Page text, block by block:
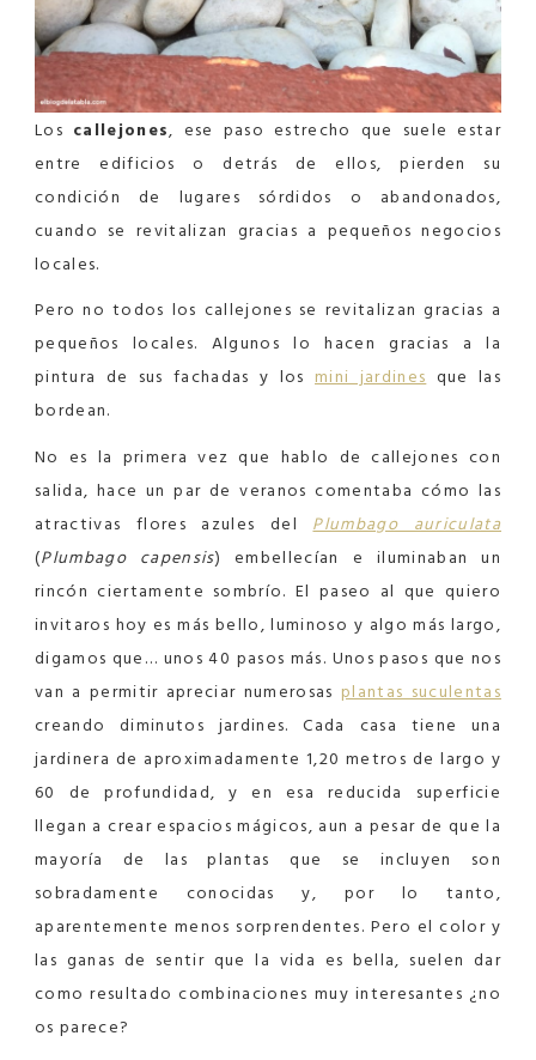
Los callejones, ese paso estrecho que suele estar
entre edificios o detrás de ellos, pierden su
condición de lugares sórdidos o abandonados,
cuando se revitalizan gracias a pequeños negocios
locales.
Pero no todos los callejones se revitalizan gracias a
pequeños locales. Algunos lo hacen gracias a la
pintura de sus fachadas y los mini jardinesque las
bordean.
No es la primera vez que hablo de callejones con
salida, hace un par de veranos comentaba cómo las
atractivas flores azules delPlumbago auriculata
(Plumbago capensis) embellecían e iluminaban un
rincón ciertamente sombrío. El paseo al que quiero
invitaros hoy es más bello, luminoso y algo más largo,
digamos que… unos 40 pasos más. Unos pasos que nos
van a permitir apreciar numerosas plantas suculentas
creando diminutos jardines. Cada casa tiene una
jardinera de aproximadamente 1,20 metros de largo y
60 de profundidad, y en esa reducida superficie
llegan a crear espacios mágicos, aun a pesar de que la
mayoría de las plantas que se incluyen son
sobradamente conocidas y, por lo tanto,
aparentemente menos sorprendentes. Pero el color y
las ganas de sentir que la vida es bella, suelen dar
como resultado combinaciones muy interesantes ¿no
os parece?